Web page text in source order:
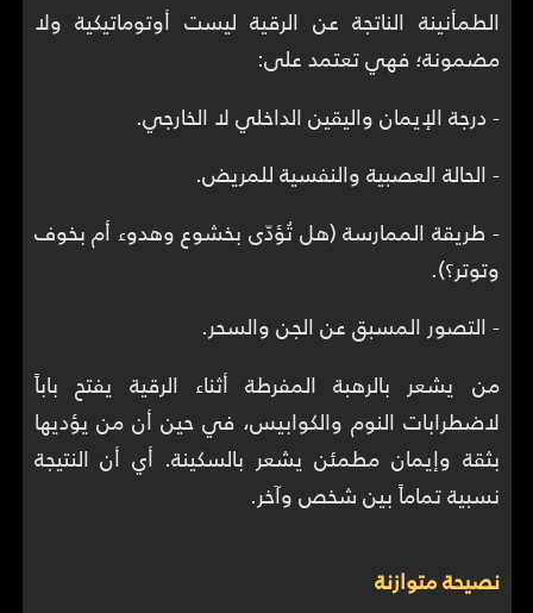
الطمأنينة الناتجة عن الرقية ليست أوتوماتيكية ولا
مضمونة؛ فهي تعتمد على:
- درجة الإيمان واليقين الداخلي لا الخارجي.
- الحالة العصبية والنفسية للمريض.
- طريقة الممارسة (هل تُؤدّى بخشوع وهدوء أم بخوف
وتوتر؟).
- التصور المسبق عن الجن والسحر.
من يشعر بالرهبة المفرطة أثناء الرقية يفتح باباً
لاضطرابات النوم والكوابيس، في حين أن من يؤديها
بثقة وإيمان مطمئن يشعر بالسكينة. أي أن النتيجة
نسبية تماماً بين شخص وآخر.
نصيحة متوازنة